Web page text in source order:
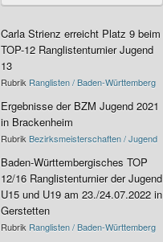
Carla Strienz erreicht Platz 9 beim
TOP-12 Ranglistenturnier Jugend
13
Rubrik Ranglisten / Baden-Württemberg
Ergebnisse der BZM Jugend 2021
in Brackenheim
Rubrik Bezirksmeisterschaften / Jugend
Baden-Württembergisches TOP
12/16 Ranglistenturnier der Jugend
U15 und U19 am 23./24.07.2022 in
Gerstetten
Rubrik Ranglisten / Baden-Württemberg